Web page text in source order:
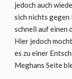
jedoch auch
sich nichts gegen
schnell auf einen
Hier jedoch
es zu einer
Meghans Seite